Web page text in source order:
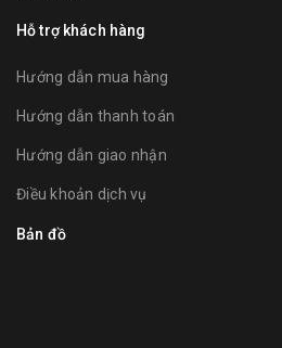
Hỗ trợ khách hàng
Hướng dẫn mua hàng
Hướng dẫn thanh toán
Hướng dẫn giao nhận
Điều khoản dịch vụ
Bản đồ